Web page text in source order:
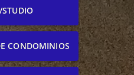
CONDOMINIOS